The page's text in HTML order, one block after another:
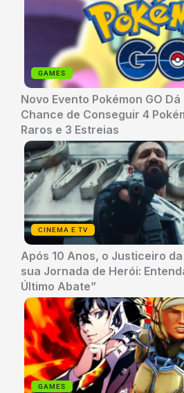
GAMES
Novo Evento Pokémon GO
Chance de Conseguir 4
Raros e 3 Estreias
CINEMA E TV
Após 10 Anos, o Justiceiro
sua Jornada de Herói:
Último Abate”
GAMES